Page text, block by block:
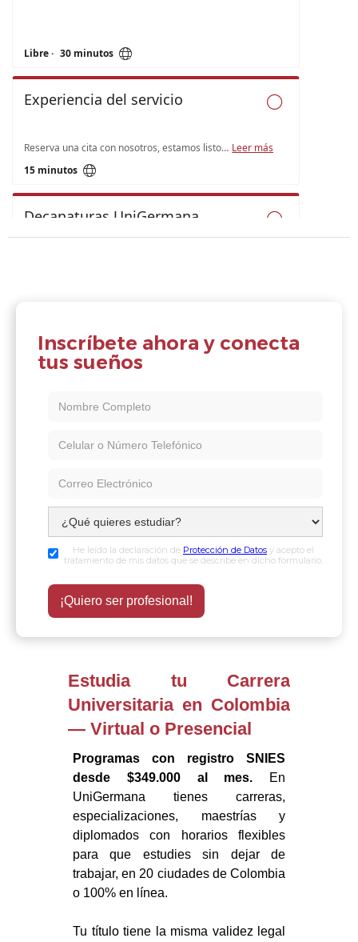
Inscríbete ahora y conecta
tus sueños
He leído la declaración de Protección de Datos y acepto el
tratamiento de mis datos que se describe en dicho formulario.
Estudia tu Carrera
Universitaria en Colombia
— Virtual o Presencial
Programas con registro SNIES
desde $349.000 al mes.
En
UniGermana tienes carreras,
especializaciones, maestrías y
diplomados con horarios flexibles
para que estudies sin dejar de
trabajar, en 20 ciudades de Colombia
o 100% en línea.
Tu título tiene la misma validez legal